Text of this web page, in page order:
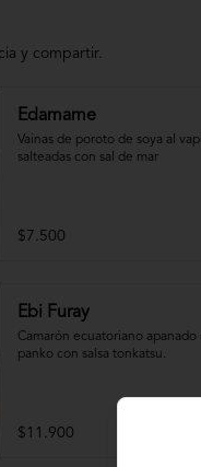
y compartir.
Edamame
Vainas de poroto de soya al
salteadas con sal de mar
$7.500
Ebi Furay
Camarón ecuatoriano apanado
panko con salsa tonkatsu.
$11.900